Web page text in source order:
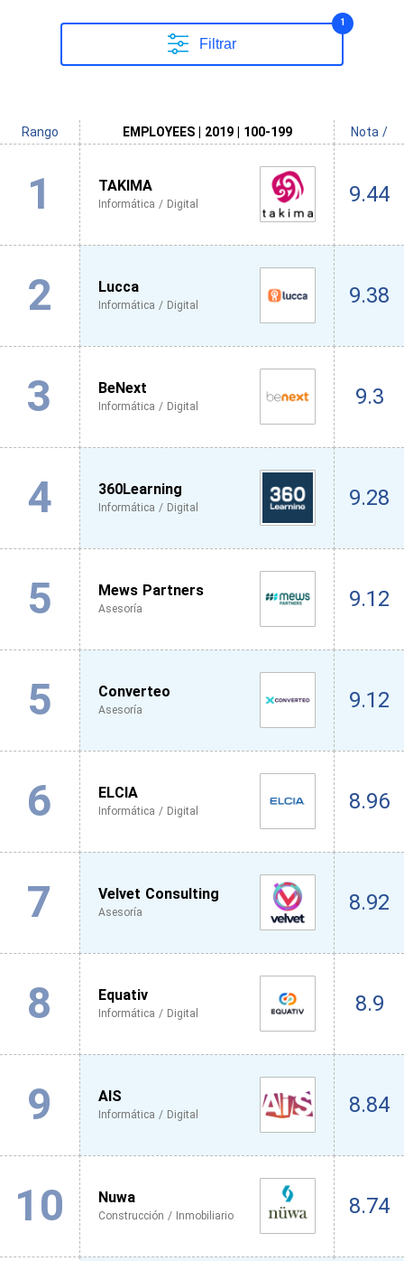
Filtrar
1
Rango EMPLOYEES | 2019 | 100-199 Nota /
1 TAKIMA
Informática / Digital 9.44
2 Lucca
Informática / Digital 9.38
3 BeNext
Informática / Digital 9.3
4 360Learning
Informática / Digital 9.28
5 Mews Partners
Asesoría 9.12
5 Converteo
Asesoría 9.12
6 ELCIA
Informática / Digital 8.96
7 Velvet Consulting
Asesoría 8.92
8 Equativ
Informática / Digital 8.9
9 AIS
Informática / Digital 8.84
10 Nuwa
Construcción / Inmobiliario 8.74